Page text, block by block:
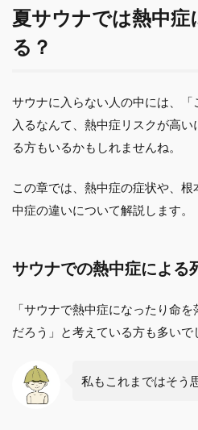
夏サウナでは熱中
る？
サウナに入らない人の中には、「
入るなんて、熱中症リスクが高い
る方もいるかもしれませんね。
この章では、熱中症の症状や、
中症の違いについて解説します。
サウナでの熱中症による
「サウナで熱中症になったり命
だろう」と考えている方も多いで
私もこれまではそう